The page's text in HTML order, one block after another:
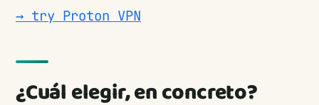
→ try Proton VPN
¿Cuál elegir, en concreto?